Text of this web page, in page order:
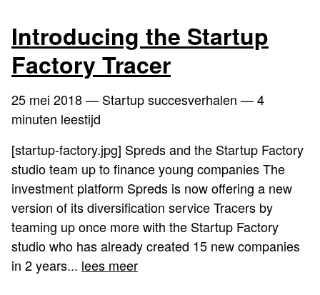
Introducing the Startup
Factory Tracer
25 mei 2018— Startup succesverhalen — 4
minuten leestijd
[startup-factory.jpg] Spreds and the Startup Factory
studio team up to finance young companies The
investment platform Spreds is now offering a new
version of its diversification service Tracers by
teaming up once more with the Startup Factory
studio who has already created 15 new companies
in 2 years... lees meer